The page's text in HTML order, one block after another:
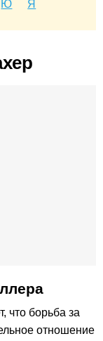
Ю Я
что борьба за
отношение